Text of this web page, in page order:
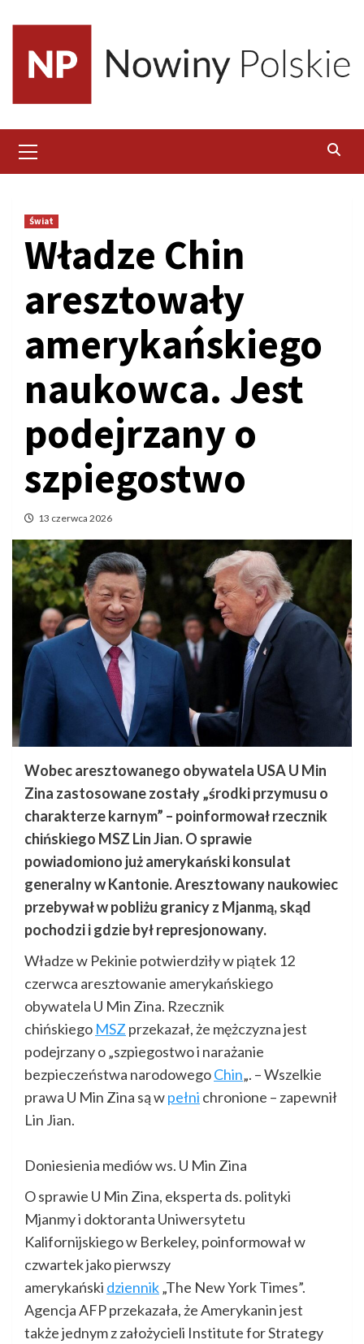
content
Menu
Świat
Władze Chin
aresztowały
amerykańskiego
naukowca. Jest
podejrzany o
szpiegostwo
13 czerwca 2026
Wobec aresztowanego obywatela USA U Min
Zina zastosowane zostały „środki przymusu o
charakterze karnym” – poinformował rzecznik
chińskiego MSZ Lin Jian. O sprawie
powiadomiono już amerykański konsulat
generalny w Kantonie. Aresztowany naukowiec
przebywał w pobliżu granicy z Mjanmą, skąd
pochodzi i gdzie był represjonowany.
Władze w Pekinie potwierdziły w piątek 12
czerwca aresztowanie amerykańskiego
obywatela U Min Zina. Rzecznik
chińskiego MSZ przekazał, że mężczyzna jest
podejrzany o „szpiegostwo i narażanie
bezpieczeństwa narodowegoChin„. – Wszelkie
prawa U Min Zina są wpełni chronione – zapewnił
Lin Jian.
Doniesienia mediów ws. U Min Zina
O sprawie U Min Zina, eksperta ds. polityki
Mjanmy i doktoranta Uniwersytetu
Kalifornijskiego w Berkeley, poinformował w
czwartek jako pierwszy
amerykański dziennik„The New York Times”.
Agencja AFP przekazała, że Amerykanin jest
także jednym z założycieli Institute for Strategy